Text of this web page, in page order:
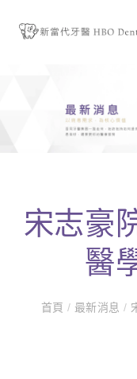
宋志豪
醫
首頁/ 最新消息/